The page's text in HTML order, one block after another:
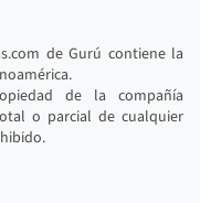
de Gurú contiene la
de la compañía
o parcial de cualquier